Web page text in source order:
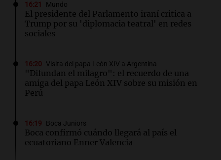
16:21 Mundo
El presidente del Parlamento iraní critica a
Trump por su 'diplomacia teatral' en redes
sociales
16:20 Visita del papa León XIV a Argentina
"Difundan el milagro": el recuerdo de una
amiga del papa León XIV sobre su misión en
Perú
16:19 Boca Juniors
Boca confirmó cuándo llegará al país el
ecuatoriano Enner Valencia